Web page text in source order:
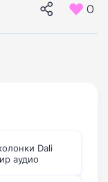
0
Dali
аудио